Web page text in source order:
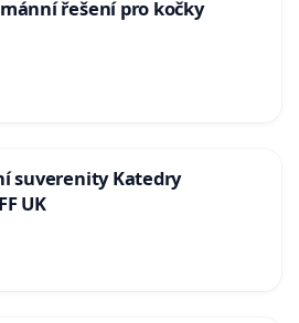
řešení pro kočky
suverenity Katedry
UK